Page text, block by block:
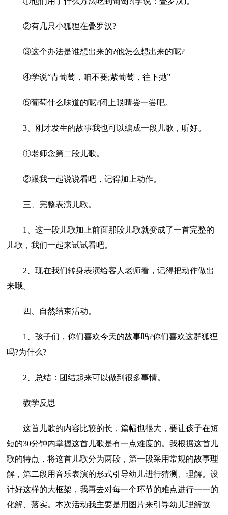
②有几只小狐狸在叠罗汉?
③这个办法是谁想出来的?他怎么想出来的呢?
④学说“青葡萄，咱不要;紫葡萄，往下抛”
⑤葡萄什么味道的呢?闭上眼睛尝一尝吧。
3、刚才发生的故事我也可以编成一段儿歌，听好。
①老师念第二段儿歌。
②跟我一起说说看吧，记得加上动作。
三、完整表演儿歌。
1、这一段儿歌加上前面那段儿歌就变成了一首完整的
儿歌，我们一起来试试看吧。
2、现在我们转身表演给客人老师看，记得把动作做出
来哦。
四、自然结束活动。
1、孩子们，你们喜欢今天的故事吗?你们喜欢这群狐狸
吗?为什么?
2、总结：团结起来可以做到很多事情。
教学反思
这首儿歌的内容比较的长，篇幅也很大，要让孩子在短
短的30分钟内掌握这首儿歌是有一点难度的。我根据这首儿
歌的特点，将这首儿歌分为两段，第一段采用常规的故事理
解，第二段用音乐表演的形式引导幼儿进行猜测、理解。设
计好这样的大框架，我再去对每一个环节的难点进行一一的
化解、落实。本次活动我主要是用图片来引导幼儿理解故